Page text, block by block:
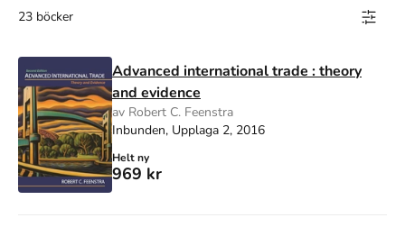
23 böcker
Advanced international trade : theory
and evidence
av Robert C. Feenstra
Inbunden, Upplaga 2, 2016
Helt ny
969 kr